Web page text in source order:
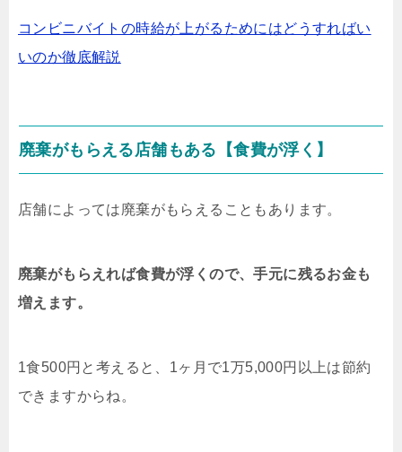
コンビニバイトの時給が上がるためにはどうすればい
いのか徹底解説
廃棄がもらえる店舗もある【食費が浮く】
店舗によっては廃棄がもらえることもあります。
廃棄がもらえれば食費が浮くので、手元に残るお金も
増えます。
1食500円と考えると、1ヶ月で1万5,000円以上は節約
できますからね。